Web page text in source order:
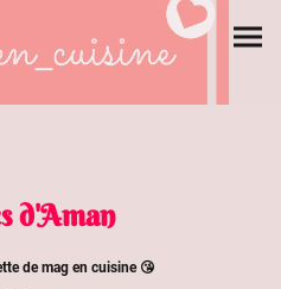
d'Aman
de mag en cuisine 😘